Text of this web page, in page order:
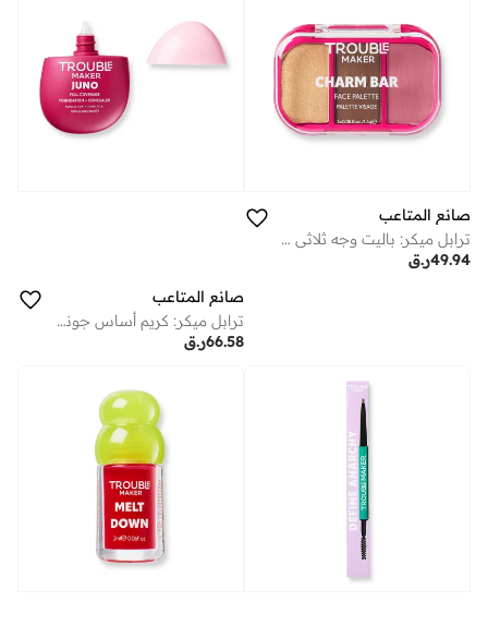
صانع المتاعب
ترابل ميكر: باليت وجه ثلاثي تشارم بار سويت إسكيب
ر.ق49.94
صانع المتاعب
ترابل ميكر: كريم أساس جونو بتغطية كاملة وملمس مات تشوزن ون
ر.ق66.58